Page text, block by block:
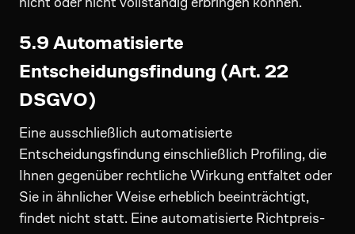
5.9 Automatisierte
Entscheidungsfindung (Art. 22
DSGVO)
Eine ausschließlich automatisierte
Entscheidungsfindung einschließlich Profiling, die
Ihnen gegenüber rechtliche Wirkung entfaltet oder
Sie in ähnlicher Weise erheblich beeinträchtigt,
findet nicht statt. Eine automatisierte Richtpreis-